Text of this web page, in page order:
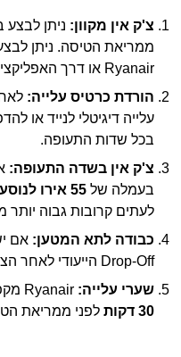
צ'ק אין מקוון: ניתן לבצע
ממריאת הטיסה. ניתן
Ryanair או דרך האפליקציה לנייד – ללא תשלום נוסף.
הורדת כרטיס עלייה:
עלייה דיגיטלי לנייד או
בכל שדות התעופה.
צ'ק אין בשדה התעופה:
בעמלה של 55 אירו לנוסע
לעתים קרובות גבוה
כבודה לתא המטען: אם
Drop-Off הייעודי לאחר הצ'ק אין המקוון.
שערי עלייה:
30 דקות
לפני ממריאת